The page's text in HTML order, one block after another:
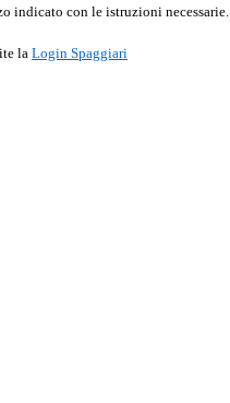
indicato con le istruzioni necessarie.
la Login Spaggiari